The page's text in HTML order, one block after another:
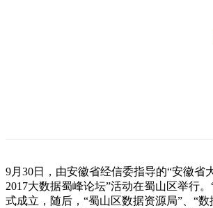
9月30日，由安徽省经信委指导的“安徽省
2017大数据蜀峰论坛”活动在蜀山区举行
式成立，随后，“蜀山区数据资源局”、“